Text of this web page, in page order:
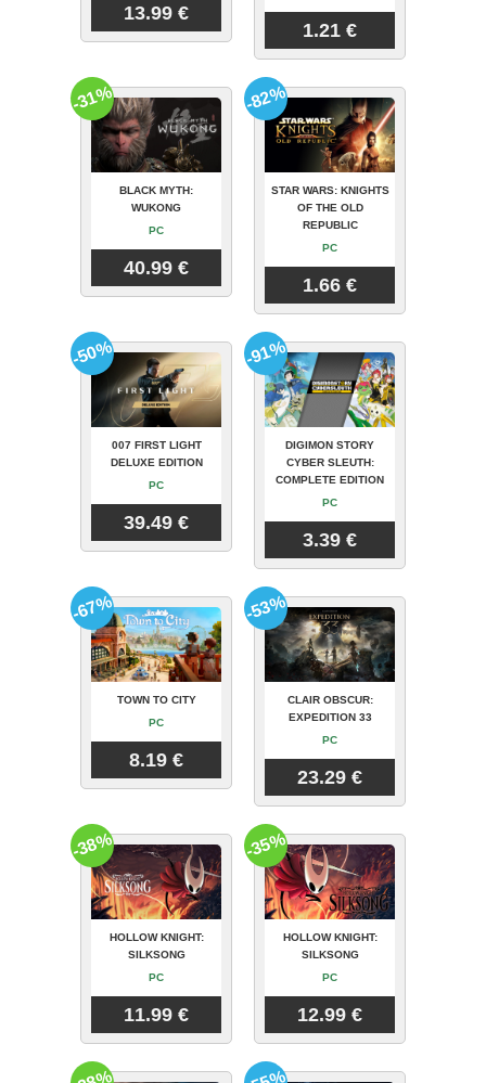
13.99 €
1.21 €
BLACK MYTH:
WUKONG
PC
40.99 €
-31%
STAR WARS: KNIGHTS
OF THE OLD
REPUBLIC
PC
1.66 €
-82%
007 FIRST LIGHT
DELUXE EDITION
PC
39.49 €
-50%
DIGIMON STORY
CYBER SLEUTH:
COMPLETE EDITION
PC
3.39 €
-91%
TOWN TO CITY
PC
8.19 €
-67%
CLAIR OBSCUR:
EXPEDITION 33
PC
23.29 €
-53%
HOLLOW KNIGHT:
SILKSONG
PC
11.99 €
-38%
HOLLOW KNIGHT:
SILKSONG
PC
12.99 €
-35%